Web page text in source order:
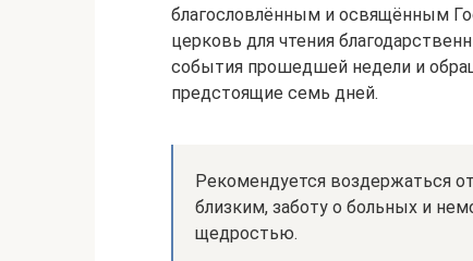
благословлённым и освящённым
церковь для чтения
события прошедшей недели и
предстоящие семь дней.
Рекомендуется воздержаться
близким, заботу о больных и
щедростью.